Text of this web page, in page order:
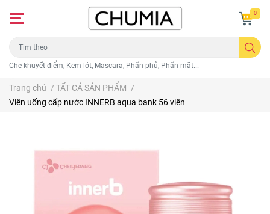
Che khuyết điểm, Kem lót, Mascara, Phấn phủ, Phấn mắt...
0
Trang chủ / TẤT CẢ SẢN PHẨM /
Viên uống cấp nước INNERB aqua bank 56 viên